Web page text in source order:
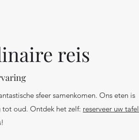
reis
sfeer samenkomen. Ons eten is
tot oud. Ontdek het zelf: reserveer uw tafel